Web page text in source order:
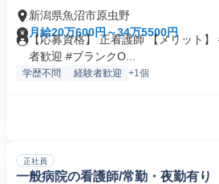
新潟県魚沼市原虫野
月給20万600円～34万5500円
【応募資格】 正看護師 【メリット
者歓迎 #ブランクO...
学歴不問 経験者歓迎 +1個
正社員
一般病院の看護師/常勤・夜勤有り